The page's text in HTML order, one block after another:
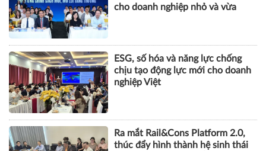
cho doanh nghiệp nhỏ và vừa
ESG, số hóa và năng lực chống
chịu tạo động lực mới cho doanh
nghiệp Việt
Ra mắt Rail&Cons Platform 2.0,
thúc đẩy hình thành hệ sinh thái